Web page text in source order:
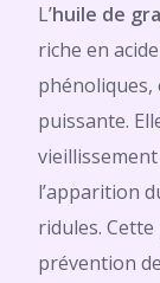
L’huile de
riche en
phénoliques,
puissante.
l’apparition
ridules.
prévention